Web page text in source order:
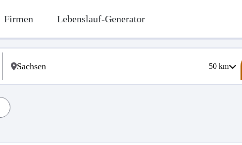
Firmen Lebenslauf-Generator
50km